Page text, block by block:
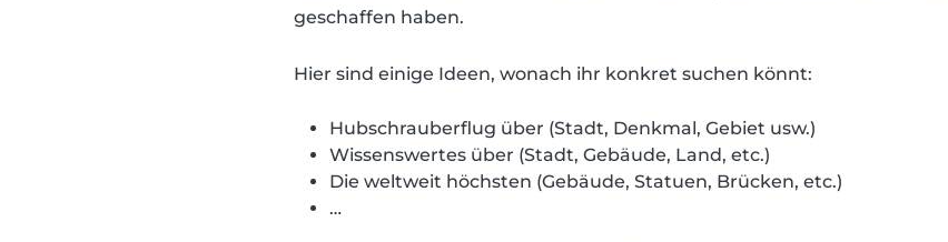
geschaffen haben.
Hier sind einige Ideen, wonach ihr konkret suchen könnt:
Hubschrauberflug über (Stadt, Denkmal, Gebiet usw.)
Wissenswertes über (Stadt, Gebäude, Land, etc.)
Die weltweit höchsten (Gebäude, Statuen, Brücken, etc.)
…